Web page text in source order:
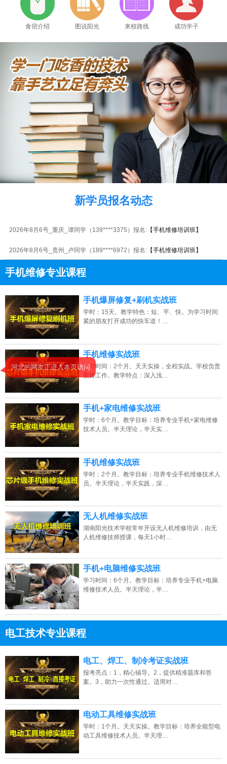
食宿介绍 图说阳光 来校路线 成功学子
新学员报名动态
2026年8月6号_安徽_胡同学（150****2094）报名: 【手机维修培训班】
2026年8月6号_河北_李同学（138****0990）报名:【手机维修培训班】
2026年8月6号_河北_林同学（185****9213）报名:【手机维修培训班】
2026年8月6号_重庆_谭同学（139****3375）报名: 【手机维修培训班】
2026年8月6号_贵州_卢同学（189****6972）报名: 【手机维修培训班】
2026年8月6号_重庆_韩同学（131****4843）报名:
2026年8月6号_上海_张同学（132****8857）报名:【手机维修培训班】
2026年8月6号_广东_胡同学（130****1787）报名:
2026年8月6号_天津_林同学（181****7303）报名:
2026年8月6号_北京_李同学（180****8189）报名:【手机维修培训班】
2026年8月6号_浙江_朱同学（136****8091）报名:
手机维修专业课程
点击免费咨询电话：13807313137
手机爆屏修复+刷机实战班
学时：15天。教学特色：短、平、快。为学习时间
紧的朋友打开成功的快车道！…
手机维修实战班
学习时间：2个月。天天实操，全程实战。学校负责
安排工作。教学特点：深入浅…
手机+家电维修实战班
学时：6个月。教学目标：培养专业手机+家电维修
技术人员。半天理论，半天实…
手机维修实战班
学时：2个月。教学目标：培养专业手机维修技术人
员。半天理论，半天实践，深…
无人机维修实战班
湖南阳光技术学校常年开设无人机维修培训，由无
人机维修技师授课，每天1小时…
手机+电脑维修实战班
学习时间：6个月。教学目标：培养专业手机+电脑
维修技术人员。半天理论，半…
电工技术专业课程
点击免费咨询电话：13807313137
电工、焊工、制冷考证实战班
报考亮点：1，精心辅导。2，提供精准题库和答
案。3，助力一次性通过。适用对…
电动工具维修实战班
学时：1个月。天天实操。教学目标：培养全能型电
动工具维修技术人员。半天理…
河北的网友正进入本页访问